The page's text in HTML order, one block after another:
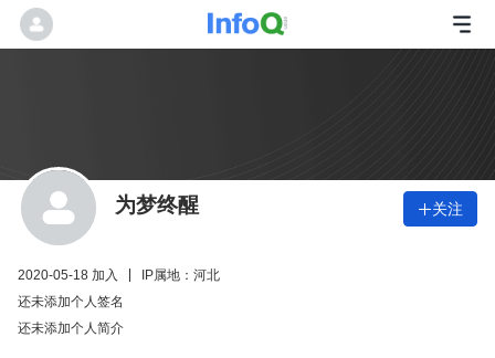
为梦终醒 关注
2020-05-18 加入
IP属地：河北
还未添加个人签名
还未添加个人简介